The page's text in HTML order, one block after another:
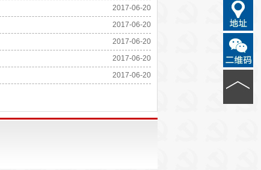
2017-06-20
2017-06-20
2017-06-20
2017-06-20
2017-06-20